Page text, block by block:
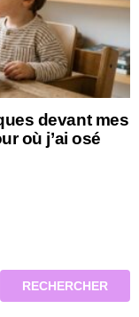
devant mes
où j’ai osé
RECHERCHER